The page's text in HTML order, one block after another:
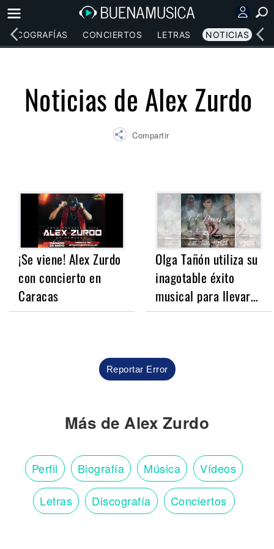
DISCOGRAFÍAS CONCIERTOS LETRAS NOTICIAS
Noticias de Alex Zurdo
Compartir
¡Se viene! Alex Zurdo
con concierto en
Caracas
Olga Tañón utiliza su
inagotable éxito
musical para llevar…
Reportar Error
Más de Alex Zurdo
Perfil Biografía Música Vídeos
Letras Discografía Conciertos